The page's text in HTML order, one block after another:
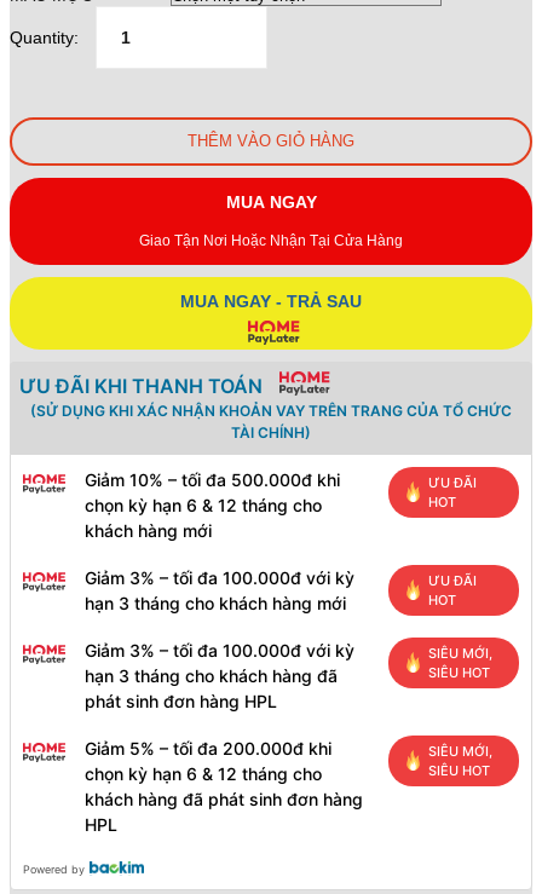
Quantity:
THÊM VÀO GIỎ HÀNG
MUA NGAY
Giao Tận Nơi Hoặc Nhận Tại Cửa Hàng
MUA NGAY - TRẢ SAU
ƯU ĐÃI KHI THANH TOÁN
(SỬ DỤNG KHI XÁC NHẬN KHOẢN VAY TRÊN TRANG CỦA TỔ CHỨC
TÀI CHÍNH)
Giảm 10% – tối đa 500.000đ khi
chọn kỳ hạn 6 & 12 tháng cho
khách hàng mới
ƯU ĐÃI
HOT
Giảm 3% – tối đa 100.000đ với kỳ
hạn 3 tháng cho khách hàng mới
ƯU ĐÃI
HOT
Giảm 3% – tối đa 100.000đ với kỳ
hạn 3 tháng cho khách hàng đã
phát sinh đơn hàng HPL
SIÊU MỚI,
SIÊU HOT
Giảm 5% – tối đa 200.000đ khi
chọn kỳ hạn 6 & 12 tháng cho
khách hàng đã phát sinh đơn hàng
HPL
SIÊU MỚI,
SIÊU HOT
Powered by